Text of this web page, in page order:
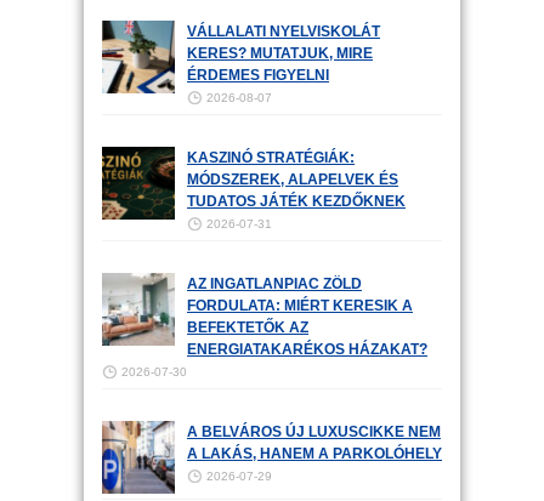
VÁLLALATI NYELVISKOLÁT
KERES? MUTATJUK, MIRE
ÉRDEMES FIGYELNI
2026-08-07
KASZINÓ STRATÉGIÁK:
MÓDSZEREK, ALAPELVEK ÉS
TUDATOS JÁTÉK KEZDŐKNEK
2026-07-31
AZ INGATLANPIAC ZÖLD
FORDULATA: MIÉRT KERESIK A
BEFEKTETŐK AZ
ENERGIATAKARÉKOS HÁZAKAT?
2026-07-30
A BELVÁROS ÚJ LUXUSCIKKE NEM
A LAKÁS, HANEM A PARKOLÓHELY
2026-07-29